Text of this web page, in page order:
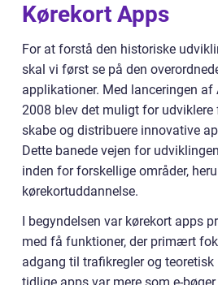
Kørekort Apps
For at forstå den historiske
skal vi først se på den
applikationer. Med lanceringen af
2008 blev det muligt for udviklere
skabe og distribuere innovative
Dette banede vejen for
inden for forskellige områder,
kørekortuddannelse.
I begyndelsen var kørekort apps
med få funktioner, der primært
adgang til trafikregler og teoretisk